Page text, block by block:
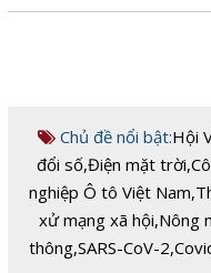
Chủ đề nổi bật:Hội
đổi số,Điện mặt trời,
nghiệp Ô tô Việt Nam,
xử mạng xã hội,Nông
thông,SARS-CoV-2,